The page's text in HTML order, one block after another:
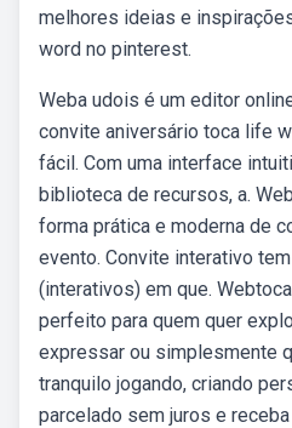
melhores ideias e
word no pinterest.
Weba udois é um editor
convite aniversário toca life
fácil. Com uma interface
biblioteca de recursos, a.
forma prática e moderna de
evento. Convite interativo
(interativos) em que.
perfeito para quem quer
expressar ou simplesmente
tranquilo jogando, criando
parcelado sem juros e